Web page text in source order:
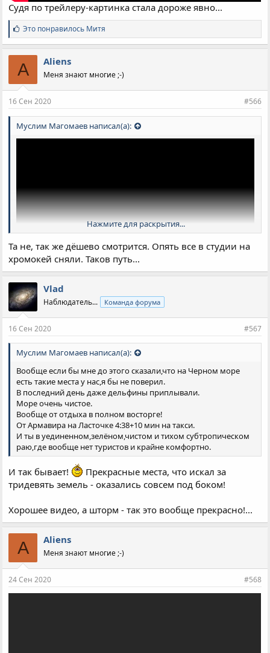
Судя по трейлеру-картинка стала дороже явно...
С
и
м
п
а
т
и
и
:
Это понравилось Митя
A Aliens
Меня знают многие ;-)
16 Сен 2020 #566
Муслим Магомаев написал(а):
Нажмите для раскрытия...
Та не, так же дёшево смотрится. Опять все в студии на
хромокей сняли. Таков путь...
Vlad
Наблюдатель... Команда форума
16 Сен 2020 #567
Муслим Магомаев написал(а):
Вообще если бы мне до этого сказали,что на Черном море
есть такие места у нас,я бы не поверил.
В последний день даже дельфины приплывали.
Море очень чистое.
Вообще от отдыха в полном восторге!
От Армавира на Ласточке 4:38+10 мин на такси.
И ты в уединенном,зелёном,чистом и тихом субтропическом
раю,где вообще нет туристов и крайне комфортно.
И так бывает!
Прекрасные места, что искал за
тридевять земель - оказались совсем под боком!
Хорошее видео, а шторм - так это вообще прекрасно!...
A Aliens
Меня знают многие ;-)
24 Сен 2020 #568